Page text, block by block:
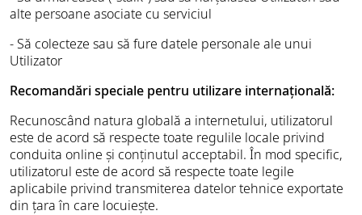
alte persoane asociate cu serviciul
- Să colecteze sau să fure datele personale ale unui
Utilizator
Recomandări speciale pentru utilizare internațională:
Recunoscând natura globală a internetului, utilizatorul
este de acord să respecte toate regulile locale privind
conduita online și conținutul acceptabil. În mod specific,
utilizatorul este de acord să respecte toate legile
aplicabile privind transmiterea datelor tehnice exportate
din țara în care locuiește.